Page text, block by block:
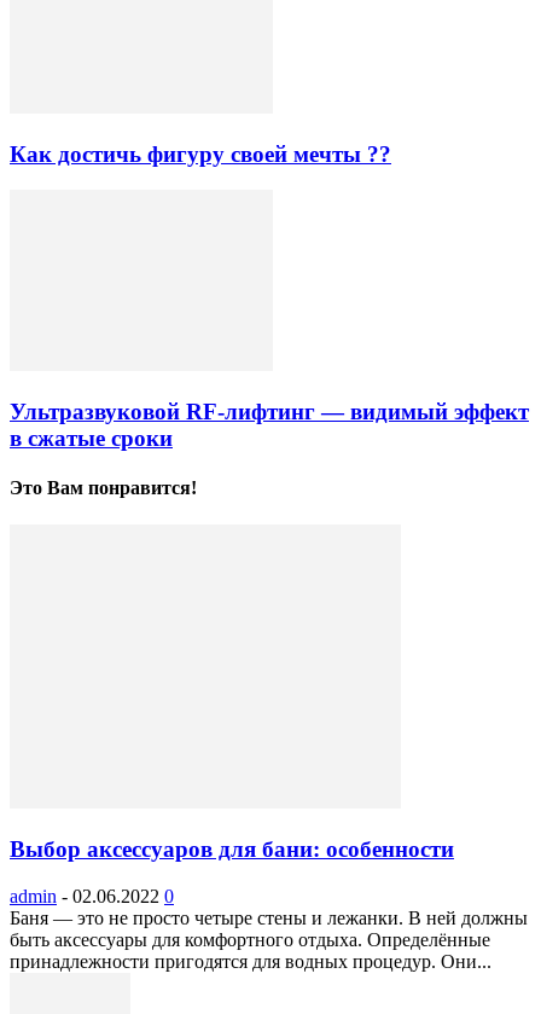
Как достичь фигуру своей мечты ??
Ультразвуковой RF-лифтинг ― видимый эффект
в сжатые сроки
Это Вам понравится!
Выбор аксессуаров для бани: особенности
admin - 02.06.2022 0
Баня — это не просто четыре стены и лежанки. В ней должны
быть аксессуары для комфортного отдыха. Определённые
принадлежности пригодятся для водных процедур. Они...